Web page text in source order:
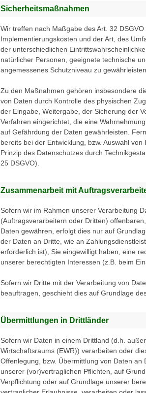
Sicherheitsmaßnahmen
Wir treffen nach Maßgabe des Art. 32
Implementierungskosten und der Art, des
der unterschiedlichen
natürlicher Personen, geeignete technische
angemessenes Schutzniveau zu gewährleisten.
Zu den Maßnahmen gehören insbesondere
von Daten durch Kontrolle des physischen
der Eingabe, Weitergabe, der Sicherung der
Verfahren eingerichtet, die eine
auf Gefährdung der Daten gewährleisten.
bereits bei der Entwicklung, bzw. Auswahl
Prinzip des Datenschutzes durch
25 DSGVO).
Zusammenarbeit mit
Sofern wir im Rahmen unserer Verarbeitung
(Auftragsverarbeitern oder Dritten)
Daten gewähren, erfolgt dies nur auf
der Daten an Dritte, wie an
erforderlich ist), Sie eingewilligt haben, eine
unserer berechtigten Interessen (z.B. beim
Sofern wir Dritte mit der Verarbeitung von
beauftragen, geschieht dies auf Grundlage
Übermittlungen in Drittländer
Sofern wir Daten in einem Drittland (d.h.
Wirtschaftsraums (EWR)) verarbeiten oder
Offenlegung, bzw. Übermittlung von Daten
unserer (vor)vertraglichen Pflichten, auf
Verpflichtung oder auf Grundlage unserer